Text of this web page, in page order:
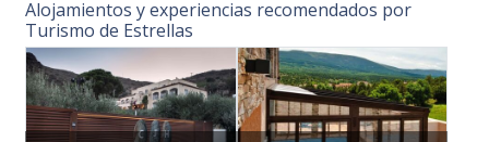
Masía Mas de Cebrián Monasterio El Olivar
OPINIÓN DE NUESTROS LECTORES
Da tu opinión
Nombre*